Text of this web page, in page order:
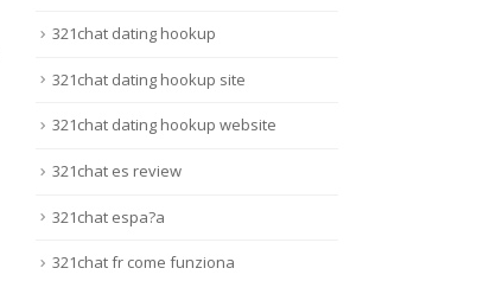
321chat dating hookup
321chat dating hookup site
321chat dating hookup website
321chat es review
321chat espa?a
321chat fr come funziona